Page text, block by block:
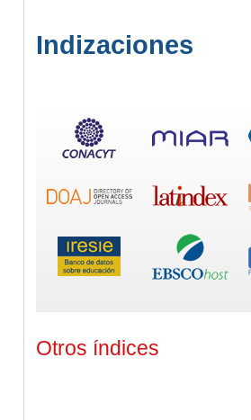
Indizaciones
Otros índices